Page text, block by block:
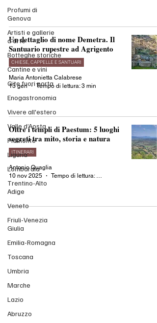
Profumi di
Genova
Artisti e gallerie
d'arte
Botteghe storiche
Cantine e vini
Gite fuori porta
Enogastronomia
Vivere all'estero
Valle d’Aosta
Piemonte
Liguria
Lombardia
Trentino-Alto
Adige
Veneto
Friuli-Venezia
Giulia
Emilia-Romagna
Toscana
Umbria
Marche
Lazio
Abruzzo
Un dettaglio di nome Demetra. Il
Santuario rupestre ad Agrigento
CHIESE, CAPPELLE E SANTUARI
Maria Antonietta Calabrese
13 gen
Tempo di lettura: 3 min
Oltre i templi di Paestum: 5 luoghi
segreti tra mito, storia e natura
ITINERARI
Antonio Quaglia
10 nov 2025